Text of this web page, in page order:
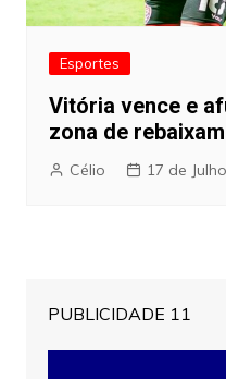
Esportes
Vitória vence e
zona de
Célio 17 de
PUBLICIDADE 11